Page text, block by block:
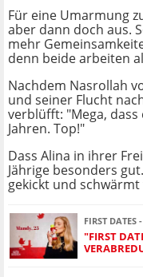
Für eine Umarmung
aber dann doch aus.
mehr
denn beide arbeiten
Nachdem Nasrollah
und seiner Flucht
verblüfft: "Mega,
Jahren. Top!"
Dass Alina in ihrer
Jährige besonders
gekickt und
FIRST DATES
"FIRST